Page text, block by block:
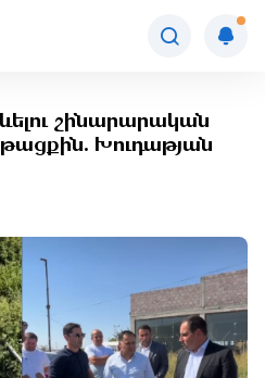
շինարարական
Խուդաթյան